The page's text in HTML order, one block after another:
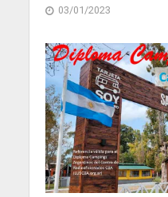
03/01/2023